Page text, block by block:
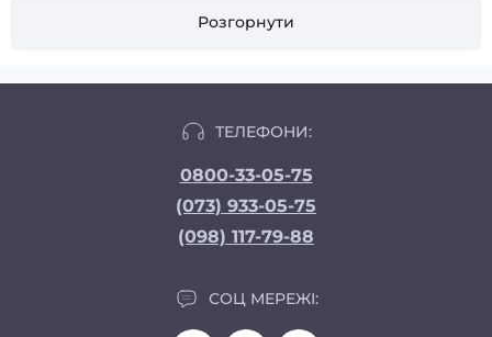
Бренд також відомий правильними лед лампами, які
дають хорошу межу світла в звичайних фарах без лінз
Розгорнути
ТЕЛЕФОНИ:
0800-33-05-75
(073) 933-05-75
(098) 117-79-88
СОЦ МЕРЕЖІ: